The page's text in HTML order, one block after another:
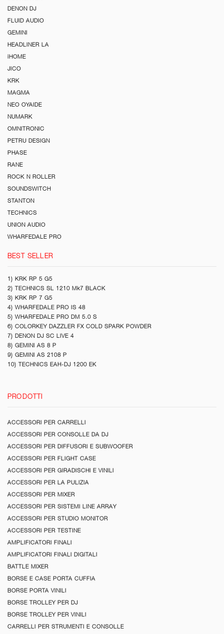
DENON DJ
FLUID AUDIO
GEMINI
HEADLINER LA
iHOME
JICO
KRK
MAGMA
NEO OYAIDE
NUMARK
OMNITRONIC
PETRU DESIGN
PHASE
RANE
ROCK N ROLLER
SOUNDSWITCH
STANTON
TECHNICS
UNION AUDIO
WHARFEDALE PRO
BEST SELLER
1) KRK RP 5 G5
2) TECHNICS SL 1210 Mk7 BLACK
3) KRK RP 7 G5
4) WHARFEDALE PRO IS 48
5) WHARFEDALE PRO DM 5.0 S
6) COLORKEY DAZZLER FX COLD SPARK POWDER
7) DENON DJ SC LIVE 4
8) GEMINI AS 8 P
9) GEMINI AS 2108 P
10) TECHNICS EAH-DJ 1200 EK
PRODOTTI
ACCESSORI PER CARRELLI
ACCESSORI PER CONSOLLE DA DJ
ACCESSORI PER DIFFUSORI E SUBWOOFER
ACCESSORI PER FLIGHT CASE
ACCESSORI PER GIRADISCHI E VINILI
ACCESSORI PER LA PULIZIA
ACCESSORI PER MIXER
ACCESSORI PER SISTEMI LINE ARRAY
ACCESSORI PER STUDIO MONITOR
ACCESSORI PER TESTINE
AMPLIFICATORI FINALI
AMPLIFICATORI FINALI DIGITALI
BATTLE MIXER
BORSE E CASE PORTA CUFFIA
BORSE PORTA VINILI
BORSE TROLLEY PER DJ
BORSE TROLLEY PER VINILI
CARRELLI PER STRUMENTI E CONSOLLE